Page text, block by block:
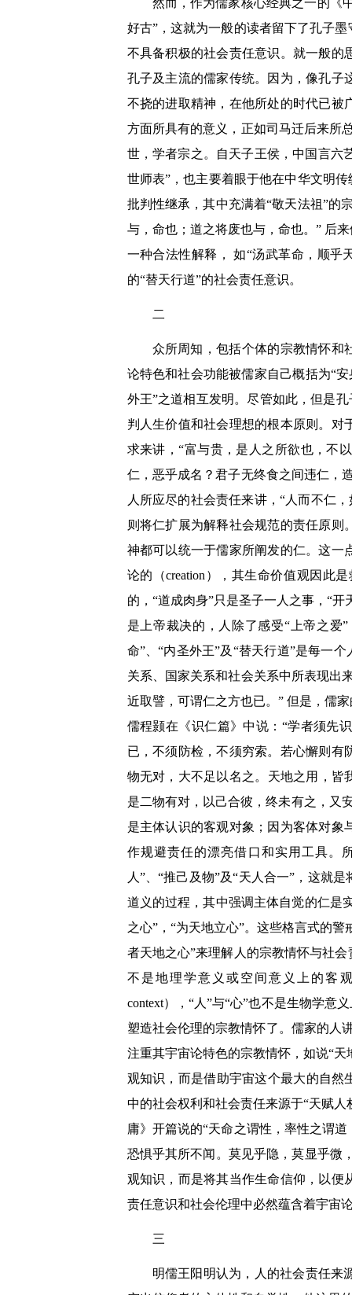
好古”，这就为一般的读者留下了孔子
不具备积极的社会责任意识。就一般的
孔子及主流的儒家传统。因为，像孔子
不挠的进取精神，在他所处的时代已被
方面所具有的意义，正如司马迁后来所
世，学者宗之。自天子王侯，中国言六
世师表”，也主要着眼于他在中华文明
批判性继承，其中充满着“敬天法祖”的
与，命也；道之将废也与，命也。” 后
一种合法性解释， 如“汤武革命，顺乎
的“替天行道”的社会责任意识。
二
众所周知，包括个体的宗教情怀和
论特色和社会功能被儒家自己概括为“
外王”之道相互发明。尽管如此，但是
判人生价值和社会理想的根本原则。
求来讲，“富与贵，是人之所欲也，不
仁，恶乎成名？君子无终食之间违仁，
人所应尽的社会责任来讲，“人而不仁
则将仁扩展为解释社会规范的责任原
神都可以统一于儒家所阐发的仁。这一
论的（creation），其生命价值观因此
的，“道成肉身”只是圣子一人之事，“
是上帝裁决的，人除了感受“上帝之爱
命”、“内圣外王”及“替天行道”是每一
关系、国家关系和社会关系中所表现出
近取譬，可谓仁之方也已。”但是，儒家
儒程颢在《识仁篇》中说：“学者须先
已，不须防检，不须穷索。若心懈则
物无对，大不足以名之。天地之用，皆
是二物有对，以己合彼，终未有之，
是主体认识的客观对象；因为客体对
作规避责任的漂亮借口和实用工具。
人”、“推己及物”及“天人合一”，这就
道义的过程，其中强调主体自觉的仁是
之心”，“为天地立心”。这些格言式的
者天地之心”来理解人的宗教情怀与社
不是地理学意义或空间意义上的客
context），“人”与“心”也不是生物学意
塑造社会伦理的宗教情怀了。儒家的人
注重其宇宙论特色的宗教情怀，如说“
观知识，而是借助宇宙这个最大的自然
中的社会权利和社会责任来源于“天赋
庸》开篇说的“天命之谓性，率性之谓
恐惧乎其所不闻。莫见乎隐，莫显乎微
观知识，而是将其当作生命信仰，以便
责任意识和社会伦理中必然蕴含着宇宙
三
明儒王阳明认为，人的社会责任